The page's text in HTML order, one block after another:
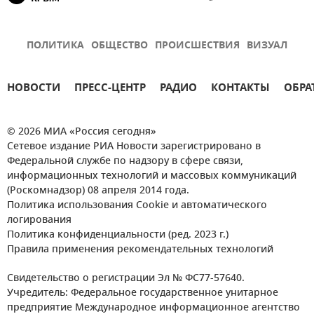
ПОЛИТИКА ОБЩЕСТВО ПРОИСШЕСТВИЯ ВИЗУАЛ
НОВОСТИ ПРЕСС-ЦЕНТР РАДИО КОНТАКТЫ
© 2026 МИА «Россия сегодня»
Сетевое издание РИА Новости зарегистрировано в
Федеральной службе по надзору в сфере связи,
информационных технологий и массовых коммуникаций
(Роскомнадзор) 08 апреля 2014 года.
Политика использования Cookie и автоматического
логирования
Политика конфиденциальности (ред. 2023 г.)
Правила применения рекомендательных технологий
Свидетельство о регистрации Эл № ФС77-57640.
Учредитель: Федеральное государственное унитарное
предприятие Международное информационное агентство